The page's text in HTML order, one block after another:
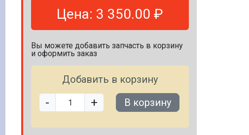
Цена: 3 350.00 ₽
Вы можете добавить запчасть в корзину
и оформить заказ
Добавить в корзину
- + В корзину